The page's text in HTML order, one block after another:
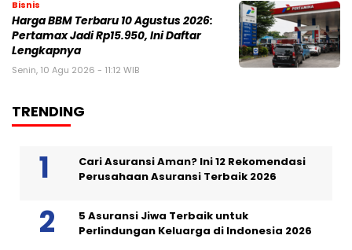
Bisnis
Harga BBM Terbaru 10 Agustus 2026:
Pertamax Jadi Rp15.950, Ini Daftar
Lengkapnya
Senin, 10 Agu 2026 - 11:12 WIB
TRENDING
Cari Asuransi Aman? Ini 12 Rekomendasi
Perusahaan Asuransi Terbaik 2026
5 Asuransi Jiwa Terbaik untuk
Perlindungan Keluarga di Indonesia 2026